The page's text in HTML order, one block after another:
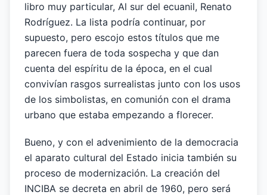
libro muy particular, Al sur del ecuanil, Renato
Rodríguez. La lista podría continuar, por
supuesto, pero escojo estos títulos que me
parecen fuera de toda sospecha y que dan
cuenta del espíritu de la época, en el cual
convivían rasgos surrealistas junto con los usos
de los simbolistas, en comunión con el drama
urbano que estaba empezando a florecer.
Bueno, y con el advenimiento de la democracia
el aparato cultural del Estado inicia también su
proceso de modernización. La creación del
INCIBA se decreta en abril de 1960, pero será